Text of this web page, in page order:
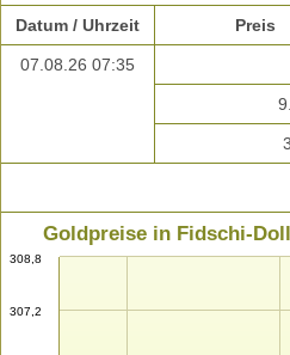
Datum / Uhrzeit Preis
07.08.26 07:35
Goldpreise in Fidschi-
307,2
308,8